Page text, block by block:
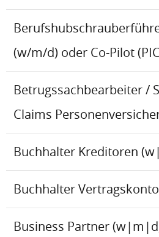
(w/m/d) oder Co-Pilot
Betrugssachbearbeiter /
Claims
Buchhalter Kreditoren
Buchhalter
Business Partner